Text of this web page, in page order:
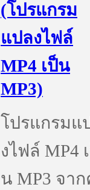
(โปรแกรม
แปลงไฟล์
MP4 เป็น
MP3)
โปรแกรมแ
งไฟล์ MP4
น MP3 จาก